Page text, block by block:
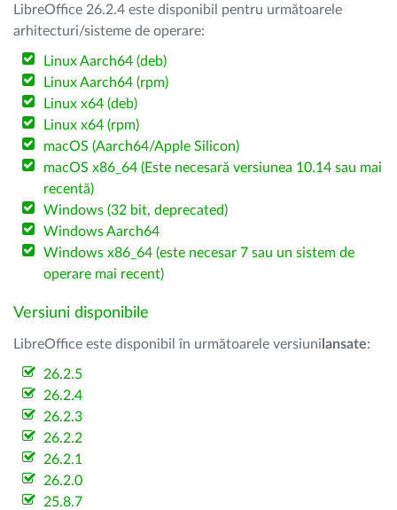
LibreOffice 26.2.4 este disponibil pentru următoarele
arhitecturi/sisteme de operare:
Linux Aarch64 (deb)
Linux Aarch64 (rpm)
Linux x64 (deb)
Linux x64 (rpm)
macOS (Aarch64/Apple Silicon)
macOS x86_64 (Este necesară versiunea 10.14 sau mai
recentă)
Windows (32 bit, deprecated)
Windows Aarch64
Windows x86_64 (este necesar 7 sau un sistem de
operare mai recent)
Versiuni disponibile
LibreOffice este disponibil în următoarele versiuni lansate:
26.2.5
26.2.4
26.2.3
26.2.2
26.2.1
26.2.0
25.8.7